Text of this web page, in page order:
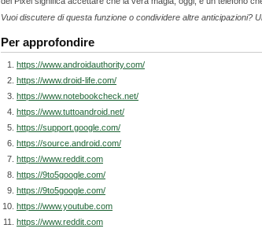
Vuoi discutere di questa funzione o condividere altre anticipazioni?
Per approfondire
https://www.androidauthority.com/
https://www.droid-life.com/
https://www.notebookcheck.net/
https://www.tuttoandroid.net/
https://support.google.com/
https://source.android.com/
https://www.reddit.com
https://9to5google.com/
https://9to5google.com/
https://www.youtube.com
https://www.reddit.com